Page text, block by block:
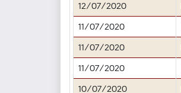
12/07/2020
11/07/2020
11/07/2020
11/07/2020
10/07/2020